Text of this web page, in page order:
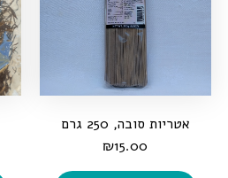
אטריות סובה, 250 גרם
₪15.00